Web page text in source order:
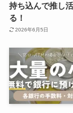
持ち込んで推し
る！
2026年6月5日